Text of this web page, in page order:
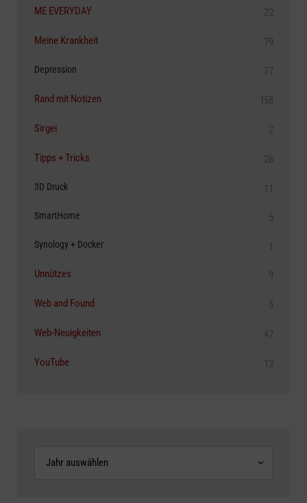
ME EVERYDAY 22
Meine Krankheit 79
Depression 77
Rand mit Notizen 158
Sirgei 2
Tipps + Tricks 26
3D Druck 11
SmartHome 5
Synology + Docker 1
Unnützes 9
Web and Found 5
Web-Neuigkeiten 47
YouTube 12